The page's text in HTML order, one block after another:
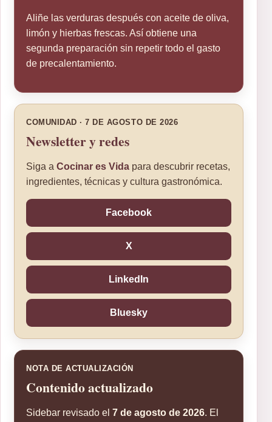
Aliñe las verduras después con aceite de oliva,
limón y hierbas frescas. Así obtiene una
segunda preparación sin repetir todo el gasto
de precalentamiento.
COMUNIDAD · 7 DE AGOSTO DE 2026
Newsletter y redes
Siga a Cocinar es Vida para descubrir recetas,
ingredientes, técnicas y cultura gastronómica.
Facebook
X
LinkedIn
Bluesky
NOTA DE ACTUALIZACIÓN
Contenido actualizado
Sidebar revisado el 7 de agosto de 2026. El